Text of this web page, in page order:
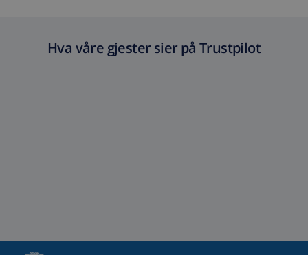
Hva våre gjester sier på Trustpilot